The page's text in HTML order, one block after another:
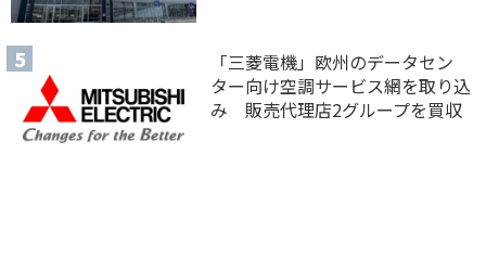
「三菱電機」欧州のデータセン
ター向け空調サービス網を取り込
み 販売代理店2グループを買収